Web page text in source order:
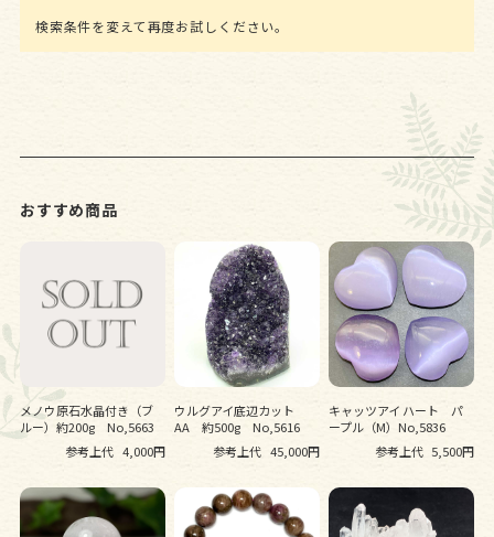
おすすめ商品
メノウ原石水晶付き（ブ
ルー）約200g No,5663
参考上代 4,000円
ウルグアイ底辺カット
AA 約500g No,5616
参考上代 45,000円
キャッツアイ ハート パ
ープル（M）No,5836
参考上代 5,500円